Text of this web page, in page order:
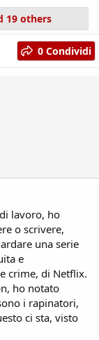
19 others
0 Condividi
lavoro, ho
o scrivere,
una serie
e
crime, di Netflix.
ho notato
i rapinatori,
ci sta, visto